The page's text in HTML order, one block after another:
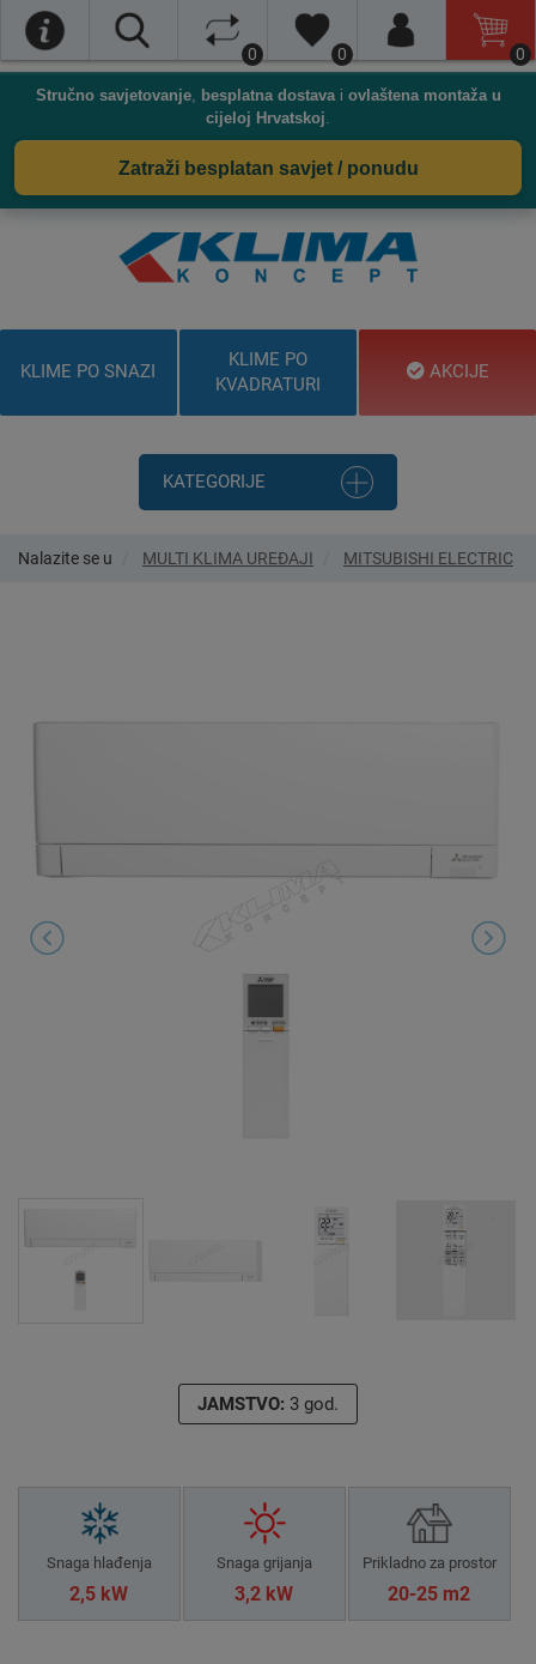
0 0 0
Stručno savjetovanje, besplatna dostavai ovlaštena montaža u
cijeloj Hrvatskoj.
Zatraži besplatan savjet / ponudu
KLIME PO SNAZI
KLIME PO
KVADRATURI
AKCIJE
KATEGORIJE
Nalazite se u MULTI KLIMA UREĐAJI MITSUBISHI ELECTRIC
JAMSTVO: 3 god.
Snaga hlađenja
2,5 kW
Snaga grijanja
3,2 kW
Prikladno za prostor
20-25 m2